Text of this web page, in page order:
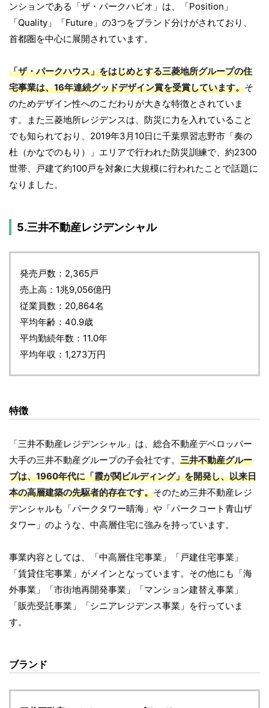
ンションである「ザ・パークハビオ」は、「Position」
「Quality」「Future」の3つをブランド分けがされており、
首都圏を中心に展開されています。
「ザ・パークハウス」をはじめとする三菱地所グループの住
宅事業は、16年連続グッドデザイン賞を受賞しています。そ
のためデザイン性へのこだわりが大きな特徴とされていま
す。また三菱地所レジデンスは、防災に力を入れていること
でも知られており、2019年3月10日に千葉県習志野市「奏の
杜（かなでのもり）」エリアで行われた防災訓練で、約2300
世帯、戸建て約100戸を対象に大規模に行われたことで話題に
なりました。
5.三井不動産レジデンシャル
発売戸数：2,365戸
売上高：1兆9,056億円
従業員数：20,864名
平均年齢：40.9歳
平均勤続年数：11.0年
平均年収：1,273万円
特徴
「三井不動産レジデンシャル」は、総合不動産デベロッパー
大手の三井不動産グループの子会社です。 三井不動産グルー
プは、1960年代に「霞が関ビルディング」を開発し、以来日
本の高層建築の先駆者的存在です。そのため三井不動産レジ
デンシャルも「パークタワー晴海」や「パークコート青山ザ
タワー」のような、中高層住宅に強みを持っています。
事業内容としては、「中高層住宅事業」「戸建住宅事業」
「賃貸住宅事業」がメインとなっています。その他にも「海
外事業」「市街地再開発事業」「マンション建替え事業」
「販売受託事業」「シニアレジデンス事業」を行っていま
す。
ブランド